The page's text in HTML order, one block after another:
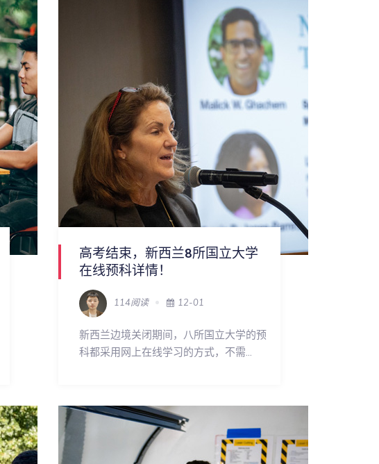
高考结束，新西兰8所国立大学
在线预科详情！
114阅读 12-01
新西兰边境关闭期间，八所国立大学的预
科都采用网上在线学习的方式，不需...